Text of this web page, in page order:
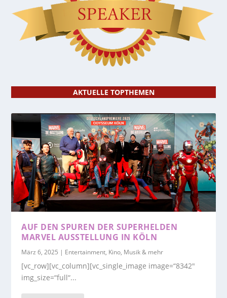
AKTUELLE TOPTHEMEN
AUF DEN SPUREN DER SUPERHELDEN
MARVEL AUSSTELLUNG IN KÖLN
März 6, 2025 | Entertainment, Kino, Musik & mehr
[vc_row][vc_column][vc_single_image image=“8342″
img_size=“full“...